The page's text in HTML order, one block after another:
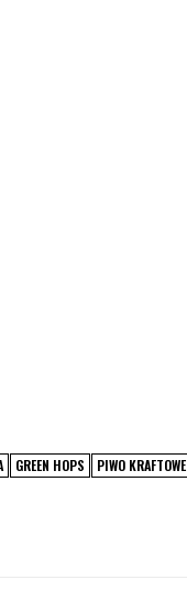
GREEN HOPS PIWO KRAFTOWE